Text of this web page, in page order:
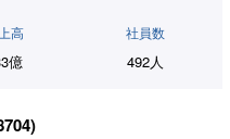
高
億
社員数
492人
)